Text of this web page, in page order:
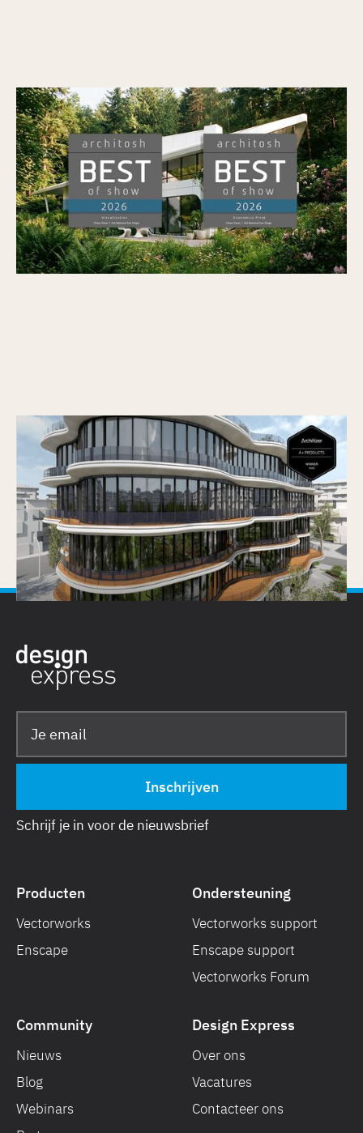
Veras wint Architosh's BEST of SHOW in
Visualisatie en de Economics Prize op AIA26
Gepubliceerd op7/7/2026
Vectorworks Architectuur 2026 wint
Architizer A+Product Popular Choice Award
Gepubliceerd op25/6/2026
Schrijf je in voor de nieuwsbrief
Producten
Vectorworks
Enscape
Ondersteuning
Vectorworks support
Enscape support
Vectorworks Forum
Community
Nieuws
Blog
Webinars
Design Express
Over ons
Vacatures
Contacteer ons